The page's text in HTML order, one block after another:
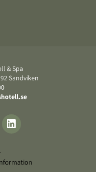
& Spa
Sandviken